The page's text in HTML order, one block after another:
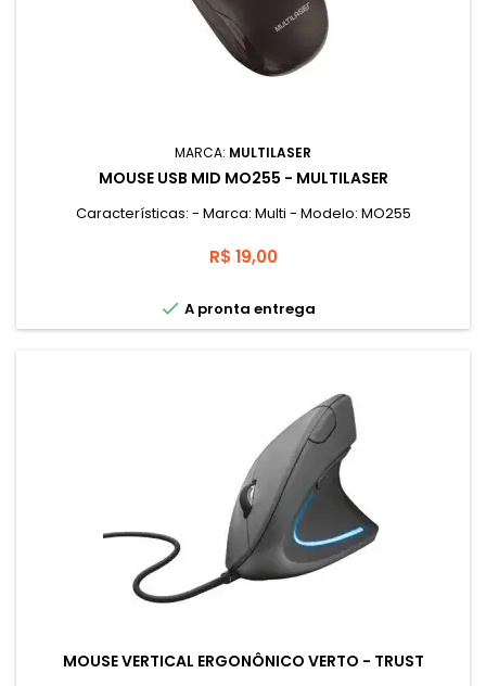
MARCA: MULTILASER
MOUSE USB MID MO255 - MULTILASER
Características: - Marca: Multi - Modelo: MO255
Preço
R$ 19,00
 A pronta entrega
MOUSE VERTICAL ERGONÔNICO VERTO - TRUST